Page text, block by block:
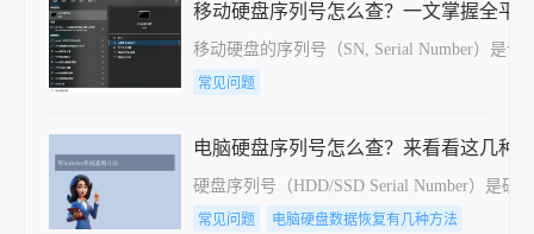
移动硬盘序列号怎么查？一文掌握全平
移动硬盘的序列号（SN, Serial Number）是
常见问题
电脑硬盘序列号怎么查？来看看这几种
硬盘序列号（HDD/SSD Serial Number）是
常见问题 电脑硬盘数据恢复有几种方法